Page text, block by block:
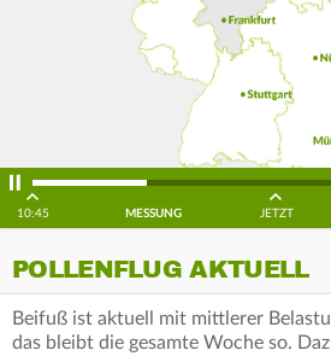
10:45 MESSUNG JETZT
POLLENFLUG AKTUELL
Beifuß ist aktuell mit mittlerer
das bleibt die gesamte Woche so.